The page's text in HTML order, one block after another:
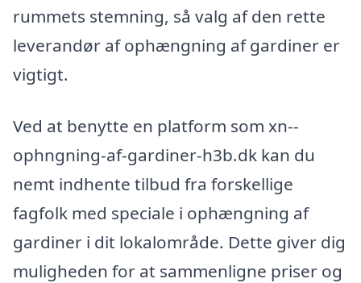
rummets stemning, så valg af den rette
leverandør af ophængning af gardiner er
vigtigt.
Ved at benytte en platform som xn--
ophngning-af-gardiner-h3b.dk kan du
nemt indhente tilbud fra forskellige
fagfolk med speciale i ophængning af
gardiner i dit lokalområde. Dette giver dig
muligheden for at sammenligne priser og